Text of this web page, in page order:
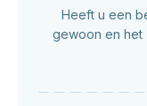
Heeft u een
gewoon en het